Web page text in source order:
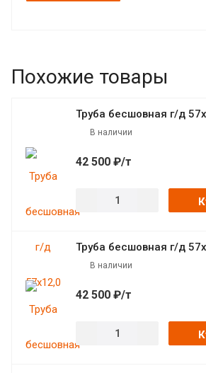
Похожие товары
Труба бесшовная г/д
В наличии
42 500 ₽/т
Труба бесшовная г/д
В наличии
42 500 ₽/т